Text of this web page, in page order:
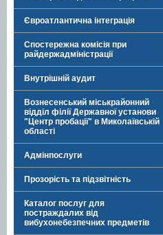
Євроатлантична інтеграція
Спостережна комісія при
райдержадміністрації
Внутрішній аудит
Вознесенський міськрайонний
відділ філії Державної установи
"Центр пробації" в Миколаївській
області
Адмінпослуги
Прозорість та підзвітність
Каталог послуг для
постраждалих від
вибухонебезпечних предметів